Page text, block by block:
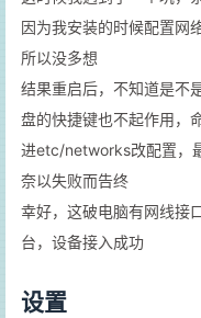
因为我安装的时候配置网
所以没多想
结果重启后，不知道是不
盘的快捷键也不起作用，
进etc/networks改配置，
奈以失败而告终
幸好，这破电脑有网线接
台，设备接入成功
设置